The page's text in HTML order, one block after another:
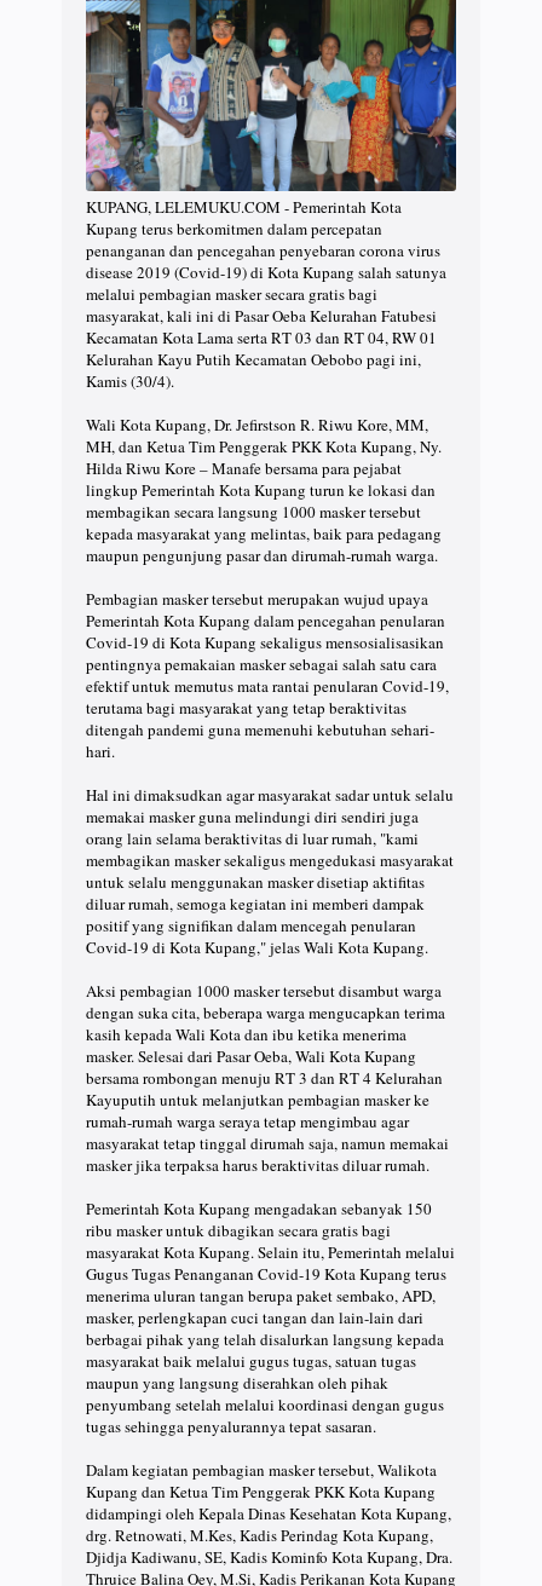
KUPANG, LELEMUKU.COM - Pemerintah Kota
Kupang terus berkomitmen dalam percepatan
penanganan dan pencegahan penyebaran corona virus
disease 2019 (Covid-19) di Kota Kupang salah satunya
melalui pembagian masker secara gratis bagi
masyarakat, kali ini di Pasar Oeba Kelurahan Fatubesi
Kecamatan Kota Lama serta RT 03 dan RT 04, RW 01
Kelurahan Kayu Putih Kecamatan Oebobo pagi ini,
Kamis (30/4).
Wali Kota Kupang, Dr. Jefirstson R. Riwu Kore, MM,
MH, dan Ketua Tim Penggerak PKK Kota Kupang, Ny.
Hilda Riwu Kore – Manafe bersama para pejabat
lingkup Pemerintah Kota Kupang turun ke lokasi dan
membagikan secara langsung 1000 masker tersebut
kepada masyarakat yang melintas, baik para pedagang
maupun pengunjung pasar dan dirumah-rumah warga.
Pembagian masker tersebut merupakan wujud upaya
Pemerintah Kota Kupang dalam pencegahan penularan
Covid-19 di Kota Kupang sekaligus mensosialisasikan
pentingnya pemakaian masker sebagai salah satu cara
efektif untuk memutus mata rantai penularan Covid-19,
terutama bagi masyarakat yang tetap beraktivitas
ditengah pandemi guna memenuhi kebutuhan sehari-
hari.
Hal ini dimaksudkan agar masyarakat sadar untuk selalu
memakai masker guna melindungi diri sendiri juga
orang lain selama beraktivitas di luar rumah, "kami
membagikan masker sekaligus mengedukasi masyarakat
untuk selalu menggunakan masker disetiap aktifitas
diluar rumah, semoga kegiatan ini memberi dampak
positif yang signifikan dalam mencegah penularan
Covid-19 di Kota Kupang," jelas Wali Kota Kupang.
Aksi pembagian 1000 masker tersebut disambut warga
dengan suka cita, beberapa warga mengucapkan terima
kasih kepada Wali Kota dan ibu ketika menerima
masker. Selesai dari Pasar Oeba, Wali Kota Kupang
bersama rombongan menuju RT 3 dan RT 4 Kelurahan
Kayuputih untuk melanjutkan pembagian masker ke
rumah-rumah warga seraya tetap mengimbau agar
masyarakat tetap tinggal dirumah saja, namun memakai
masker jika terpaksa harus beraktivitas diluar rumah.
Pemerintah Kota Kupang mengadakan sebanyak 150
ribu masker untuk dibagikan secara gratis bagi
masyarakat Kota Kupang. Selain itu, Pemerintah melalui
Gugus Tugas Penanganan Covid-19 Kota Kupang terus
menerima uluran tangan berupa paket sembako, APD,
masker, perlengkapan cuci tangan dan lain-lain dari
berbagai pihak yang telah disalurkan langsung kepada
masyarakat baik melalui gugus tugas, satuan tugas
maupun yang langsung diserahkan oleh pihak
penyumbang setelah melalui koordinasi dengan gugus
tugas sehingga penyalurannya tepat sasaran.
Dalam kegiatan pembagian masker tersebut, Walikota
Kupang dan Ketua Tim Penggerak PKK Kota Kupang
didampingi oleh Kepala Dinas Kesehatan Kota Kupang,
drg. Retnowati, M.Kes, Kadis Perindag Kota Kupang,
Djidja Kadiwanu, SE, Kadis Kominfo Kota Kupang, Dra.
Thruice Balina Oey, M.Si, Kadis Perikanan Kota Kupang